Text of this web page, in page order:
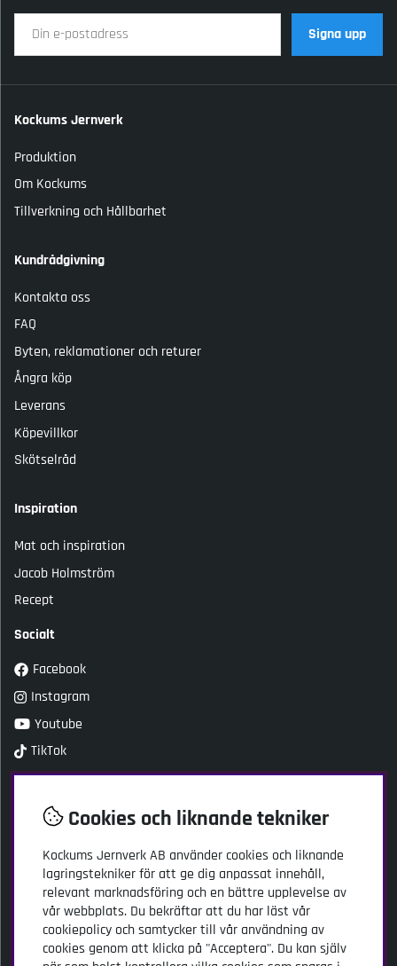
Signa upp
Kockums Jernverk
Produktion
Om Kockums
Tillverkning och Hållbarhet
Kundrådgivning
Kontakta oss
FAQ
Byten, reklamationer och returer
Ångra köp
Leverans
Köpevillkor
Skötselråd
Inspiration
Mat och inspiration
Jacob Holmström
Recept
Socialt
Facebook
Instagram
Youtube
TikTok
Kundtjänst
Adress: Stansgatan 2
334 32 Anderstorp
kundservice@kockumsjernverk.se
Tel: 020-103141
Öppettider:
Cookies och liknande tekniker
Kockums Jernverk AB använder cookies och liknande
lagringstekniker för att ge dig anpassat innehåll,
relevant marknadsföring och en bättre upplevelse av
vår webbplats. Du bekräftar att du har läst vår
cookiepolicy och samtycker till vår användning av
cookies genom att klicka på "Acceptera". Du kan själv